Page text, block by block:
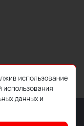
использование
использования
данных и